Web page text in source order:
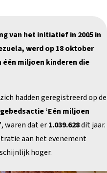
van het initiatief in 2005 in
werd op 18 oktober
miljoen kinderen die
hadden geregistreerd op de
gebedsactie ‘Eén miljoen
, waren dat er1.039.628dit jaar.
aan het evenement
hoger.